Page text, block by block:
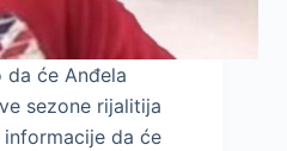
će Anđela
sezone rijalitija
informacije da će